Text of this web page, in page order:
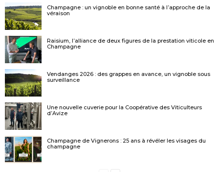
Champagne : un vignoble en bonne santé à l’approche de la
véraison
Raisium, l’alliance de deux figures de la prestation viticole en
Champagne
Vendanges 2026 : des grappes en avance, un vignoble sous
surveillance
Une nouvelle cuverie pour la Coopérative des Viticulteurs
d’Avize
Champagne de Vignerons : 25 ans à révéler les visages du
champagne